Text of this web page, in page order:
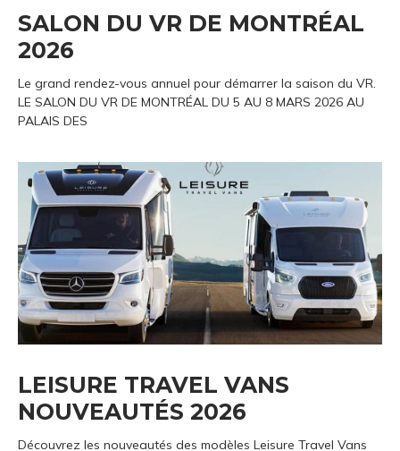
SALON DU VR DE MONTRÉAL
2026
Le grand rendez-vous annuel pour démarrer la saison du VR.
LE SALON DU VR DE MONTRÉAL DU 5 AU 8 MARS 2026 AU
PALAIS DES
LEISURE TRAVEL VANS
NOUVEAUTÉS 2026
Découvrez les nouveautés des modèles Leisure Travel Vans